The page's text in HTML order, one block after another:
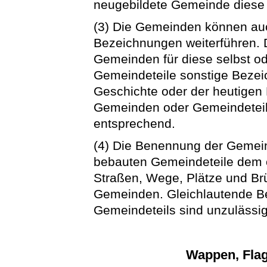
neugebildete Gemeinde
(3) Die Gemeinden können
Bezeichnungen weiterführen.
Gemeinden für diese selbst
Gemeindeteile sonstige
Geschichte oder der
Gemeinden oder
entsprechend.
(4) Die Benennung der
bebauten Gemeindeteile
Straßen, Wege, Plätze und
Gemeinden. Gleichlautende
Gemeindeteils sind
Wappen,